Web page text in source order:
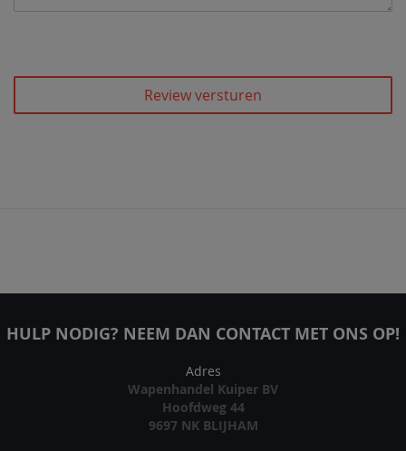
Review versturen
HULP NODIG? NEEM DAN CONTACT MET ONS OP!
Adres
Wapenhandel Kuiper BV
Hoofdweg 44
9697 NK BLIJHAM